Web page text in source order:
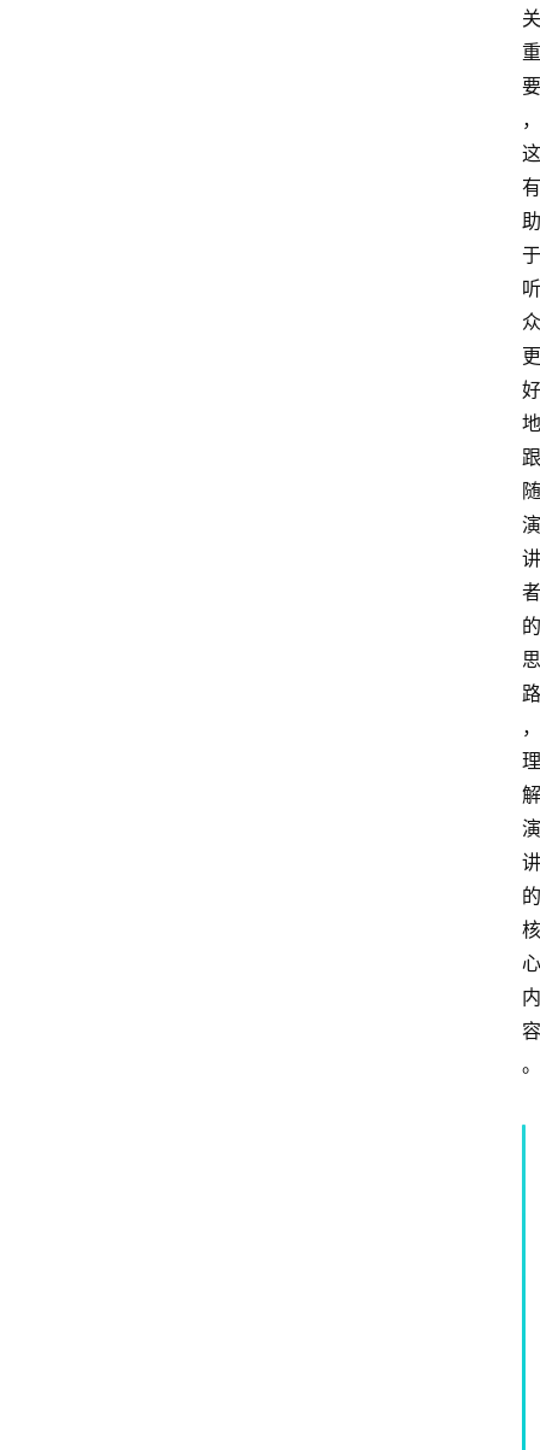
关
重
要
，
这
有
助
于
听
众
更
好
地
跟
随
演
讲
者
的
思
路
，
理
解
演
讲
的
核
心
内
容
。